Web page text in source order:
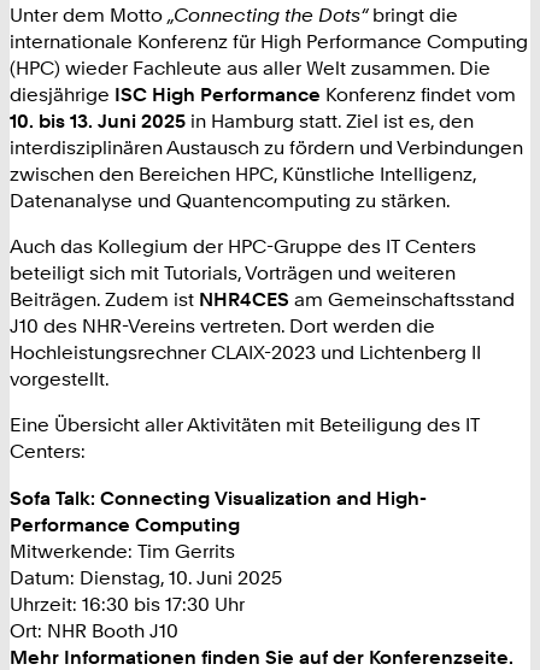
Unter dem Motto „Connecting the Dots“bringt die
internationale Konferenz für High Performance Computing
(HPC) wieder Fachleute aus aller Welt zusammen. Die
diesjährige ISC High Performance Konferenz findet vom
10. bis 13. Juni 2025 in Hamburg statt. Ziel ist es, den
interdisziplinären Austausch zu fördern und Verbindungen
zwischen den Bereichen HPC, Künstliche Intelligenz,
Datenanalyse und Quantencomputing zu stärken.
Auch das Kollegium der HPC-Gruppe des IT Centers
beteiligt sich mit Tutorials, Vorträgen und weiteren
Beiträgen. Zudem ist NHR4CES am Gemeinschaftsstand
J10 des NHR-Vereins vertreten. Dort werden die
Hochleistungsrechner CLAIX-2023 und Lichtenberg II
vorgestellt.
Eine Übersicht aller Aktivitäten mit Beteiligung des IT
Centers:
Sofa Talk: Connecting Visualization and High-
Performance Computing
Mitwerkende: Tim Gerrits
Datum: Dienstag, 10. Juni 2025
Uhrzeit: 16:30 bis 17:30 Uhr
Ort: NHR Booth J10
Mehr Informationen finden Sie auf der Konferenzseite.